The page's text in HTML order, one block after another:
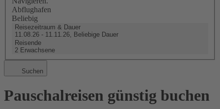
Abflughafen
Beliebig
Reisezeitraum & Dauer
11.08.26 - 11.11.26, Beliebige Dauer
Reisende
2 Erwachsene
Suchen
Pauschalreisen günstig buchen